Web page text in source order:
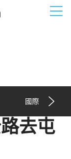
國際
去屯